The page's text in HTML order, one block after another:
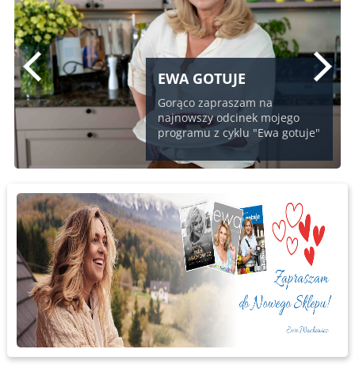
EWA GOTUJE
Gorąco zapraszam na
najnowszy odcinek mojego
programu z cyklu "Ewa gotuje"